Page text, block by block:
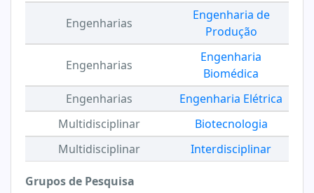
Engenharias
Engenharia de
Produção
Engenharias
Engenharia
Biomédica
Engenharias
Engenharia Elétrica
Multidisciplinar
Biotecnologia
Multidisciplinar
Interdisciplinar
Grupos de Pesquisa